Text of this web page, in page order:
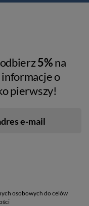
5%na
o
pierwszy!
e-mail
osobowych do celów